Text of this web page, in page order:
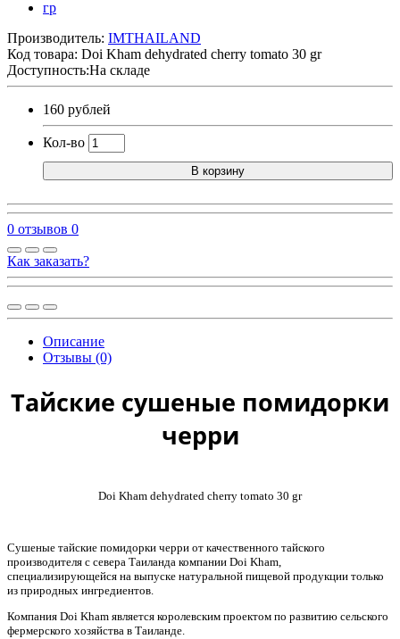
Производитель: IMTHAILAND
Код товара: Doi Kham dehydrated cherry tomato 30 gr
Доступность:На складе
160 рублей
Кол-во
В корзину
0 отзывов 0
Как заказать?
Описание
Отзывы (0)
Тайские сушеные помидорки
черри
Doi Kham dehydrated cherry tomato 30 gr
Сушеные тайские помидорки черри от качественного тайского
производителя с севера Таиланда компании Doi Kham,
специализирующейся на выпуске натуральной пищевой продукции только
из природных ингредиентов.
Компания Doi Kham является королевским проектом по развитию сельского
фермерского хозяйства в Таиланде.